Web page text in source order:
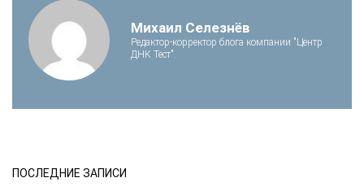
Михаил Селезнёв
Редактор-корректор блога компании "Центр
ДНК Тест".
ПОСЛЕДНИЕ ЗАПИСИ